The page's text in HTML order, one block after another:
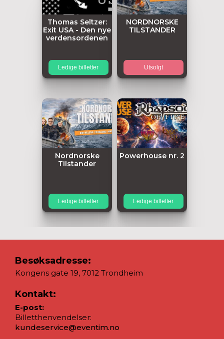
Thomas Seltzer:
Exit USA - Den nye
verdensordenen
Ledige billetter
NORDNORSKE
TILSTANDER
Utsolgt
Nordnorske
Tilstander
Ledige billetter
Powerhouse nr. 2
Ledige billetter
Besøksadresse:
Kongens gate 19, 7012 Trondheim
Kontakt:
E-post:
Billetthenvendelser:
kundeservice@eventim.no